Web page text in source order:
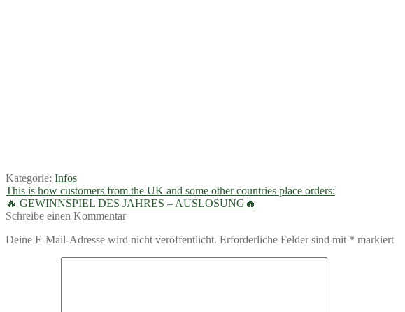
Kategorie: Infos
Beitragsnavigation
Vorheriger
Beitrag:
This is how customers from the UK and some other countries place orders:
Nächster
Beitrag:
🔥 GEWINNSPIEL DES JAHRES – AUSLOSUNG🔥
Schreibe einen Kommentar
Deine E-Mail-Adresse wird nicht veröffentlicht. Erforderliche Felder sind mit * markiert